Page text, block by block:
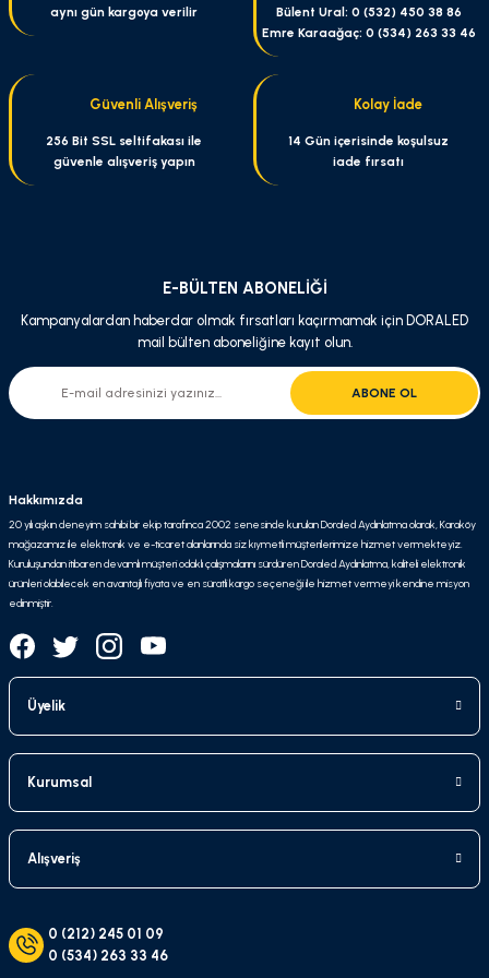
Ürün açıklamasında eksik bilgiler bulunuyor.
Ürün fiyatı diğer sitelerden daha pahalı.
Bu ürüne benzer farklı alternatifler olmalı.
aynı gün kargoya verilir
Bülent Ural: 0 (532) 450 38 86
Emre Karaağaç: 0 (534) 263 33 46
Güvenli Alışveriş
256 Bit SSL seltifakası ile
güvenle alışveriş yapın
Kolay İade
14 Gün içerisinde koşulsuz
iade fırsatı
E-BÜLTEN ABONELİĞİ
Kampanyalardan haberdar olmak fırsatları kaçırmamak için DORALED
mail bülten aboneliğine kayıt olun.
ABONE OL
Hakkımızda
20 yılı aşkın deneyim sahibi bir ekip tarafınca 2002 senesinde kurulan Doraled Aydınlatma olarak, Karaköy
mağazamız ile elektronik ve e-ticaret alanlarında siz kıymetli müşterilerimize hizmet vermekteyiz.
Kuruluşundan itibaren devamlı müşteri odaklı çalışmalarını sürdüren Doraled Aydınlatma, kaliteli elektronik
ürünleri olabilecek en avantajlı fiyata ve en süratli kargo seçeneği ile hizmet vermeyi kendine misyon
edinmiştir.
Üyelik
Kurumsal
Alışveriş
0 (212) 245 01 09
0 (534) 263 33 46